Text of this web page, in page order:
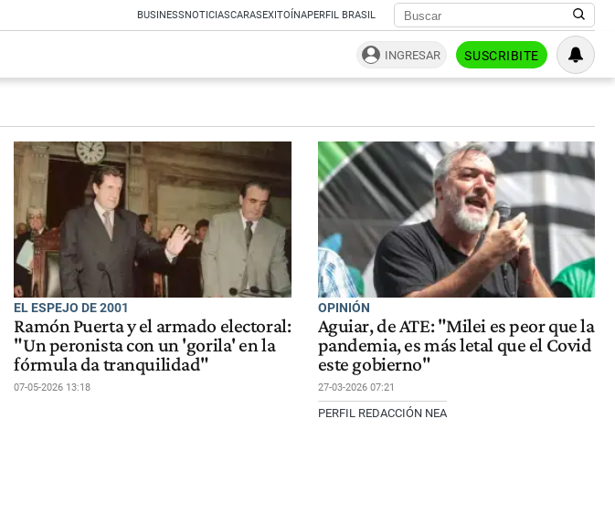
BUSINESSNOTICIASCARASEXITOÍNAPERFIL BRASIL
INGRESAR SUSCRIBITE
EL ESPEJO DE 2001
Ramón Puerta y el armado electoral:
"Un peronista con un 'gorila' en la
fórmula da tranquilidad"
07-05-2026 13:18
OPINIÓN
Aguiar, de ATE: "Milei es peor que la
pandemia, es más letal que el Covid
este gobierno"
27-03-2026 07:21
PERFIL REDACCIÓN NEA